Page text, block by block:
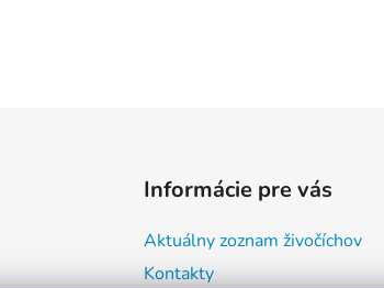
Informácie pre vás
Aktuálny zoznam živočíchov
Kontakty